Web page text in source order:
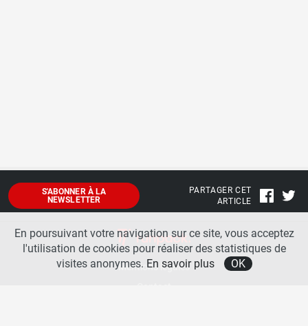
S'ABONNER À LA
NEWSLETTER
PARTAGER CET
ARTICLE
Mentions légales
En poursuivant votre navigation sur ce site, vous acceptez
l'utilisation de cookies pour réaliser des statistiques de
visites anonymes. En savoir plus OK